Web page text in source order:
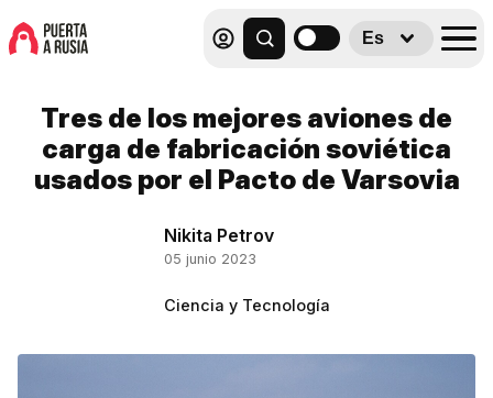
Es
Tres de los mejores aviones de
carga de fabricación soviética
usados por el Pacto de Varsovia
Nikita Petrov
05 junio 2023
Ciencia y Tecnología